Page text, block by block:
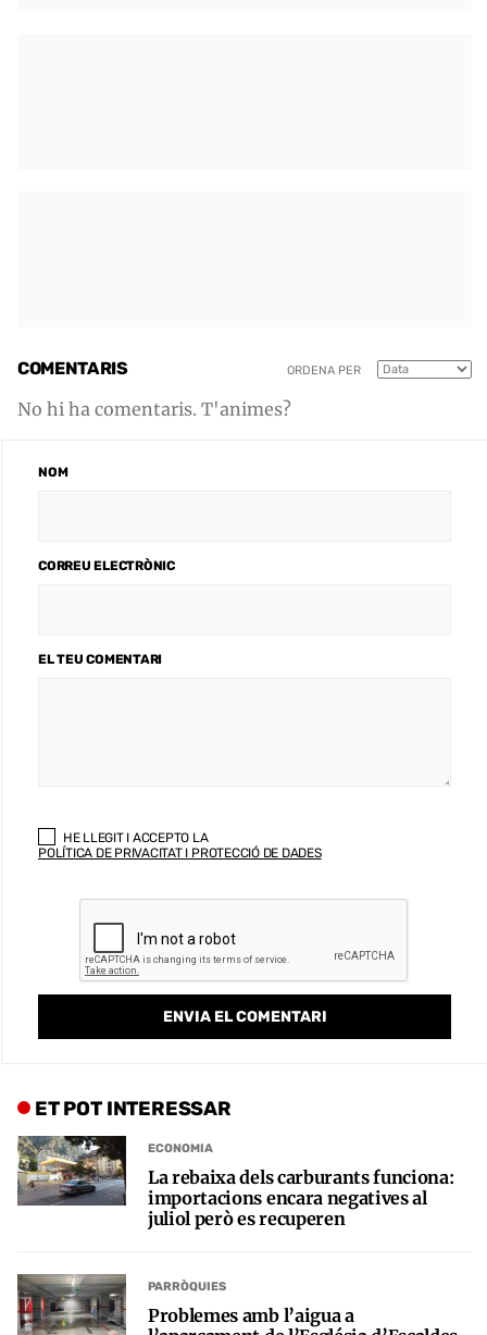
COMENTARIS ORDENA PER
No hi ha comentaris. T'animes?
NOM
CORREU ELECTRÒNIC
EL TEU COMENTARI
HE LLEGIT I ACCEPTO LA
POLÍTICA DE PRIVACITAT I PROTECCIÓ DE DADES
ET POT INTERESSAR
ECONOMIA
La rebaixa dels carburants funciona:
importacions encara negatives al
juliol però es recuperen
PARRÒQUIES
Problemes amb l’aigua a